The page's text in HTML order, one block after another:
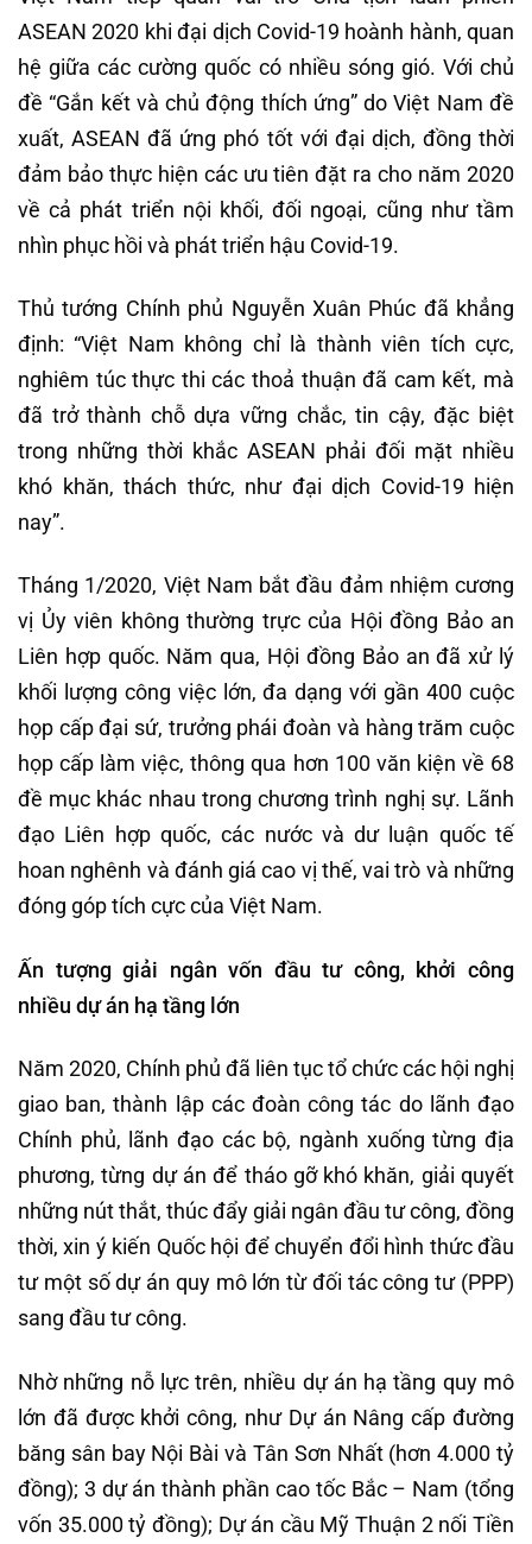
ASEAN 2020 khi đại dịch Covid-19 hoành hành, quan
hệ giữa các cường quốc có nhiều sóng gió. Với chủ
đề “Gắn kết và chủ động thích ứng” do Việt Nam đề
xuất, ASEAN đã ứng phó tốt với đại dịch, đồng thời
đảm bảo thực hiện các ưu tiên đặt ra cho năm 2020
về cả phát triển nội khối, đối ngoại, cũng như tầm
nhìn phục hồi và phát triển hậu Covid-19.
Thủ tướng Chính phủ Nguyễn Xuân Phúc đã khẳng
định: “Việt Nam không chỉ là thành viên tích cực,
nghiêm túc thực thi các thoả thuận đã cam kết, mà
đã trở thành chỗ dựa vững chắc, tin cậy, đặc biệt
trong những thời khắc ASEAN phải đối mặt nhiều
khó khăn, thách thức, như đại dịch Covid-19 hiện
nay”.
Tháng 1/2020, Việt Nam bắt đầu đảm nhiệm cương
vị Ủy viên không thường trực của Hội đồng Bảo an
Liên hợp quốc. Năm qua, Hội đồng Bảo an đã xử lý
khối lượng công việc lớn, đa dạng với gần 400 cuộc
họp cấp đại sứ, trưởng phái đoàn và hàng trăm cuộc
họp cấp làm việc, thông qua hơn 100 văn kiện về 68
đề mục khác nhau trong chương trình nghị sự. Lãnh
đạo Liên hợp quốc, các nước và dư luận quốc tế
hoan nghênh và đánh giá cao vị thế, vai trò và những
đóng góp tích cực của Việt Nam.
Ấn tượng giải ngân vốn đầu tư công, khởi công
nhiều dự án hạ tầng lớn
Năm 2020, Chính phủ đã liên tục tổ chức các hội nghị
giao ban, thành lập các đoàn công tác do lãnh đạo
Chính phủ, lãnh đạo các bộ, ngành xuống từng địa
phương, từng dự án để tháo gỡ khó khăn, giải quyết
những nút thắt, thúc đẩy giải ngân đầu tư công, đồng
thời, xin ý kiến Quốc hội để chuyển đổi hình thức đầu
tư một số dự án quy mô lớn từ đối tác công tư (PPP)
sang đầu tư công.
Nhờ những nỗ lực trên, nhiều dự án hạ tầng quy mô
lớn đã được khởi công, như Dự án Nâng cấp đường
băng sân bay Nội Bài và Tân Sơn Nhất (hơn 4.000 tỷ
đồng); 3 dự án thành phần cao tốc Bắc – Nam (tổng
vốn 35.000 tỷ đồng); Dự án cầu Mỹ Thuận 2 nối Tiền